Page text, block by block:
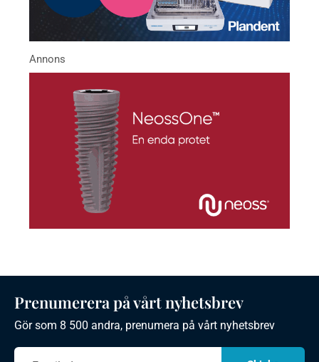
Prenumerera på vårt nyhetsbrev
Gör som 8 500 andra, prenumera på vårt nyhetsbrev